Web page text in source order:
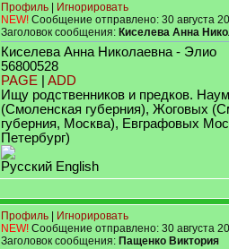
Профиль
Игнорировать
NEW! Сообщение отправлено: 30 августа
Заголовок сообщения: Киселева Анна
Киселева Анна Николаевна - Элио
56800528
PAGE
ADD
Ищу родственников и предков.
(Смоленская губерния), Жоговых
губерния, Москва), Евграфовых
Петербург)
Русский English
Профиль
Игнорировать
NEW! Сообщение отправлено: 30 августа
Заголовок сообщения: Пащенко Виктория